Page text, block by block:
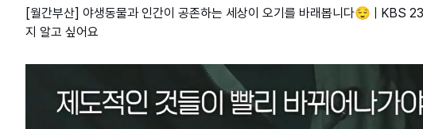
[월간부산] 야생동물과 인간이 공존하는 세상이 오기를 바래봅니다😌 | KBS
지 알고 싶어요